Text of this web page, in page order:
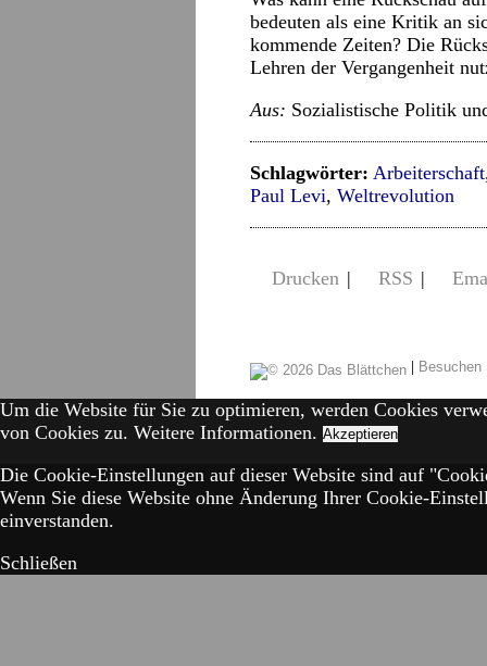
bedeuten als eine Kritik an
kommende Zeiten? Die
Lehren der Vergangenheit
Aus: Sozialistische Politik
Schlagwörter: Arbeiterschaft
Paul Levi, Weltrevolution
Drucken | RSS |
|
Um die Website für Sie zu optimieren, werden Cookies
von Cookies zu. Weitere Informationen. Akzeptieren
Die Cookie-Einstellungen auf dieser Website sind auf
Wenn Sie diese Website ohne Änderung Ihrer Cookie-
einverstanden.
Schließen